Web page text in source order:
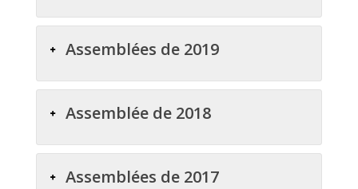
Assemblées de 2019
Assemblée de 2018
Assemblées de 2017